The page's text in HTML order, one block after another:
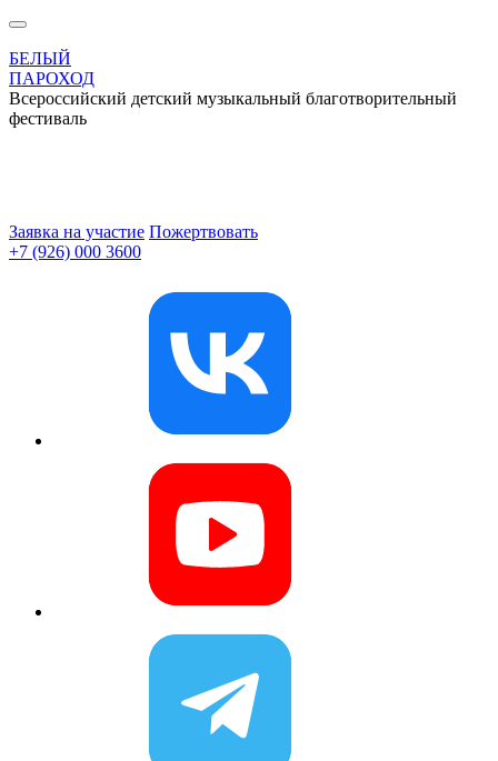
БЕЛЫЙ
ПАРОХОД
Всероссийский детский музыкальный благотворительный
фестиваль
Заявка на участие Пожертвовать
+7 (926) 000 3600